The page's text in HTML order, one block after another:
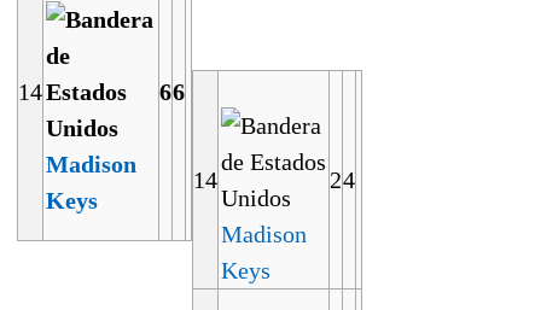
14
Madison
Keys
66
14
Madison
Keys
24